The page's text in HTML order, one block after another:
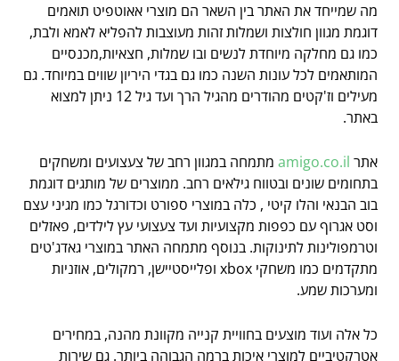
מה שמייחד את האתר בין השאר הם מוצרי אאוטפיט תואמים
דוגמת מגוון חולצות ושמלות זהות מעוצבות להפליא לאמא ולבת,
כמו גם מחלקה מיוחדת לנשים ובו שמלות, חצאיות,מכנסיים
המותאמים לכל עונות השנה כמו גם בגדי היריון שווים במיוחד. גם
מעילים וז'קטים מהודרים מהגיל הרך ועד גיל 12 ניתן למצוא
באתר.
אתר amigo.co.il מתמחה במגוון רחב של צעצועים ומשחקים
בתחומים שונים ובטווח גילאים רחב. ממוצרים של מותגים דוגמת
בוב הבנאי והלו קיטי , כלה במוצרי ספורט וכדורגל כמו מגיני עצם
וסט אגרוף עם כפפות מקצועיות ועד צעצועי עץ לילדים, פאזלים
וטרמפולינות לתינוקות. בנוסף מתמחה האתר במוצרי גאדג'טים
מתקדמים כמו משחקי xbox ופלייסטיישן, רמקולים, אוזניות
ומערכות שמע.
כל אלה ועוד מוצעים בחוויית קנייה מקוונת מהנה, במחירים
אטרקטיביים למוצרי איכות ברמה הגבוהה ביותר. גם שירות